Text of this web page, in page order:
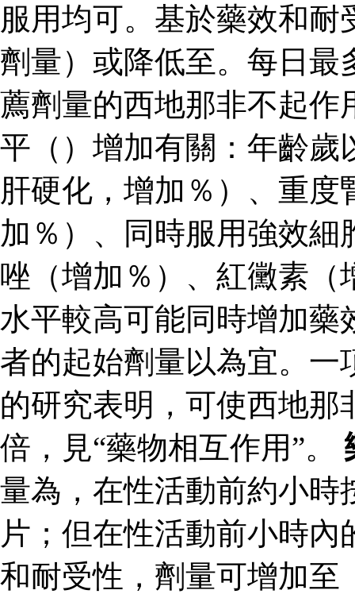
服用均可。基於藥效和
劑量）或降低至。每日最
薦劑量的西地那非不起作
平（）增加有關：年齡歲
肝硬化，增加％）、重
加％）、同時服用強效
唑（增加％）、紅黴素（
水平較高可能同時增加藥
者的起始劑量以為宜。一
的研究表明，可使西地
倍，見“藥物相互作用”。
量為，在性活動前約小時
片；但在性活動前小時
和耐受性，劑量可增加至